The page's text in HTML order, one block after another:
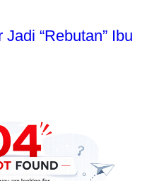
“Rebutan” Ibu